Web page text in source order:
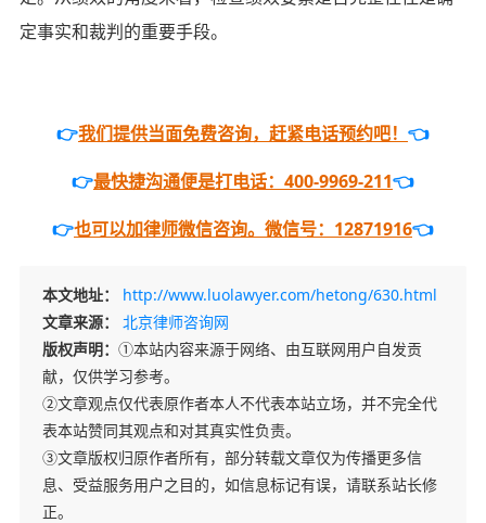
定事实和裁判的重要手段。
👉我们提供当面免费咨询，赶紧电话预约吧！ 👈
👉最快捷沟通便是打电话：400-9969-211👈
👉也可以加律师微信咨询。微信号：12871916👈
本文地址：
http://www.luolawyer.com/hetong/630.html
文章来源：
北京律师咨询网
版权声明： ①本站内容来源于网络、由互联网用户自发贡
献，仅供学习参考。
②文章观点仅代表原作者本人不代表本站立场，并不完全代
表本站赞同其观点和对其真实性负责。
③文章版权归原作者所有，部分转载文章仅为传播更多信
息、受益服务用户之目的，如信息标记有误，请联系站长修
正。